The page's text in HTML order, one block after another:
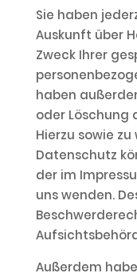
Sie haben
Auskunft über
Zweck Ihrer
haben
oder Löschung
Hierzu sowie
Datenschutz
der im
uns wenden.
Außerdem